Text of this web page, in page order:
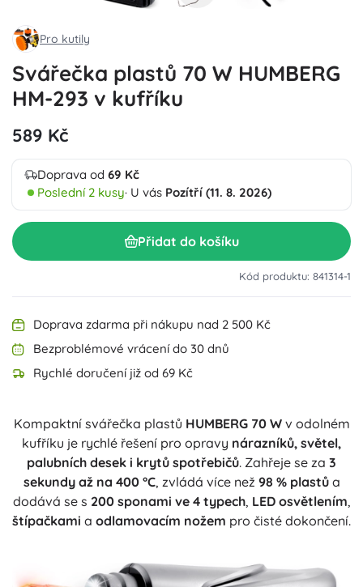
Pro kutily
Svářečka plastů 70 W HUMBERG
HM-293 v kufříku
589 Kč
Doprava od 69 Kč
Poslední 2 kusy· U vás Pozítří (11. 8. 2026)
Přidat do košíku
Kód produktu: 841314-1
Doprava zdarma při nákupu nad 2 500 Kč
Bezproblémové vrácení do 30 dnů
Rychlé doručení již od 69 Kč
Kompaktní svářečka plastů HUMBERG 70 Wv odolném
kufříku je rychlé řešení pro opravy nárazníků, světel,
palubních desek i krytů spotřebičů. Zahřeje se za 3
sekundy až na 400 °C, zvládá více než 98 % plastůa
dodává se s 200 sponami ve 4 typech, LED osvětlením,
štípačkami a odlamovacím nožem pro čisté dokončení.